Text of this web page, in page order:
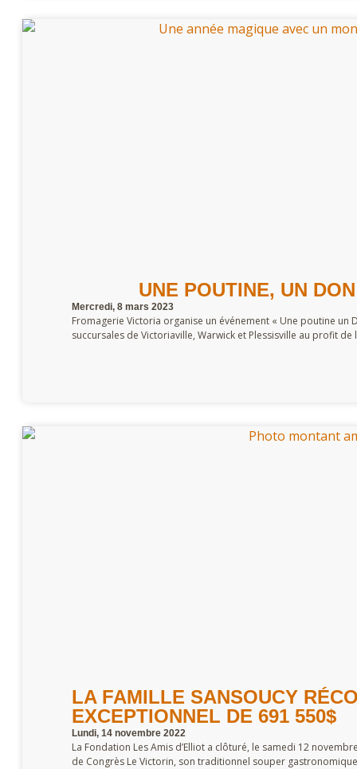
UNE POUTINE, UN
Mercredi, 8 mars 2023
Fromagerie Victoria organise un événement « Une poutine un
succursales de Victoriaville, Warwick et Plessisville au profit de
LA FAMILLE SANSOUCY
EXCEPTIONNEL DE 691 550$
Lundi, 14 novembre 2022
La Fondation Les Amis d’Elliot a clôturé, le samedi 12
de Congrès Le Victorin, son traditionnel souper